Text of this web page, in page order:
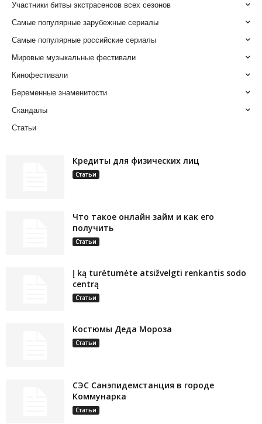
Участники битвы экстрасенсов всех сезонов
Самые популярные зарубежные сериалы
Самые популярные российские сериалы
Мировые музыкальные фестивали
Кинофестивали
Беременные знаменитости
Скандалы
Статьи
Кредиты для физических лиц
Статьи
Что такое онлайн займ и как его
получить
Статьи
Į ką turėtumėte atsižvelgti renkantis sodo
centrą
Статьи
Костюмы Деда Мороза
Статьи
СЭС Санэпидемстанция в городе
Коммунарка
Статьи